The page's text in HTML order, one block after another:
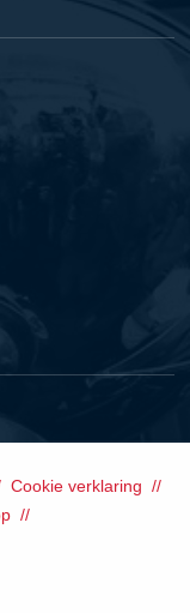
Cookie verklaring